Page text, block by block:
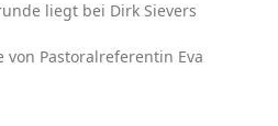
liegt bei Dirk Sievers
Pastoralreferentin Eva